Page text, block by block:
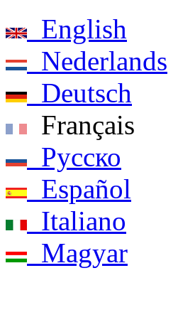
English
Nederlands
Deutsch
Français
Pусско
Español
Italiano
Magyar